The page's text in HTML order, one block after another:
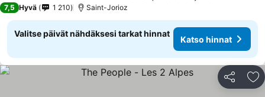
7,5 Hyvä 1 210 Saint-Jorioz
Valitse päivät nähdäksesi tarkat hinnat
Katso hinnat
Jaa